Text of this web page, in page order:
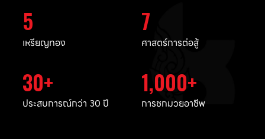
5
เหรียญทอง
7
ศาสตร์การต่อสู้
30
ประสบการณ์กว่า 30 ปี
1,000
การชกมวยอาชีพ